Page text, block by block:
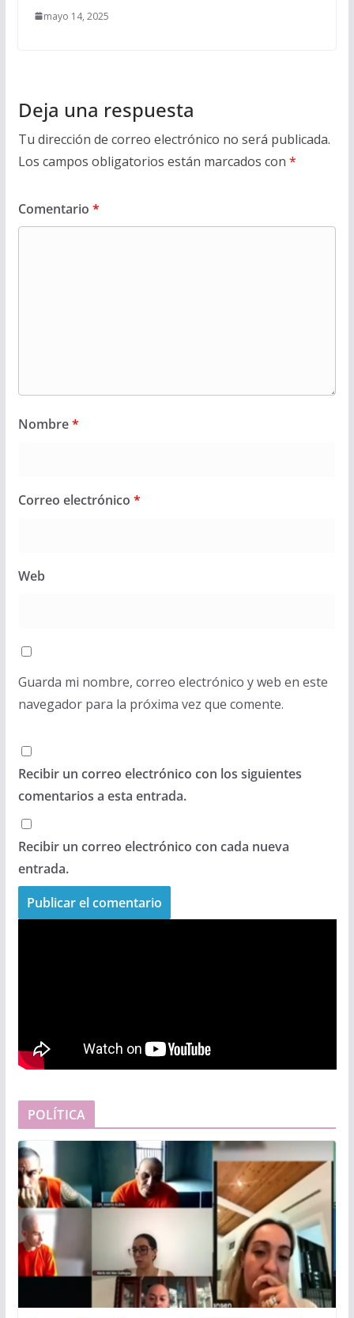
mayo 14, 2025
Deja una respuesta
Tu dirección de correo electrónico no será publicada.
Los campos obligatorios están marcados con *
Comentario *
Nombre*
Correo electrónico *
Web
Guarda mi nombre, correo electrónico y web en este
navegador para la próxima vez que comente.
Recibir un correo electrónico con los siguientes
comentarios a esta entrada.
Recibir un correo electrónico con cada nueva
entrada.
POLÍTICA